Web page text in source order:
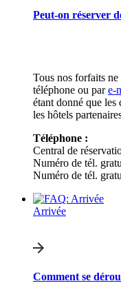
Peut-on réserver
Tous nos forfaits ne
téléphone ou pare-
étant donné que
les hôtels
Téléphone :
Central de
Numéro de tél.
Numéro de tél.
Arrivée
Comment se